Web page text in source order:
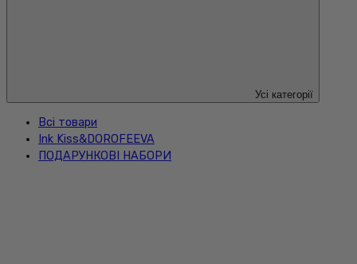
Усі категорії
Всі товари
Ink Kiss&DOROFEEVA
ПОДАРУНКОВІ НАБОРИ